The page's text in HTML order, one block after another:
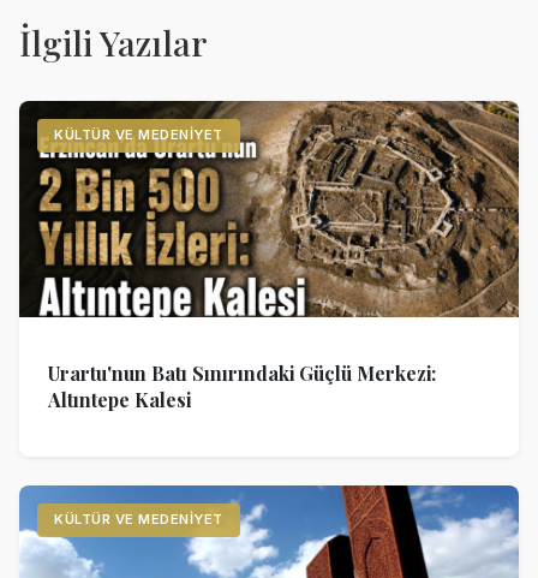
İlgili Yazılar
KÜLTÜR VE MEDENIYET
Urartu'nun Batı Sınırındaki Güçlü Merkezi:
Altıntepe Kalesi
KÜLTÜR VE MEDENIYET